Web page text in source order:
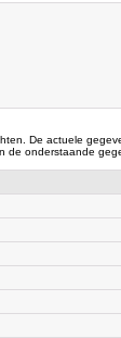
De actuele
de onderstaande